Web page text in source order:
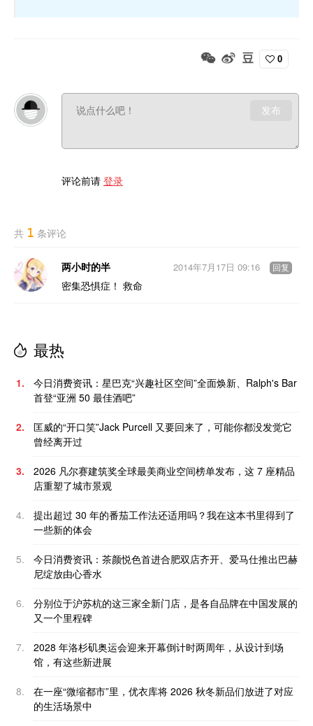
0
发布
评论前请 登录
共 1 条评论
两小时的半
密集恐惧症！ 救命
2014年7月17日 09:16 回复
最热
1.
今日消费资讯：星巴克“兴趣社区空间”全面焕新、Ralph's Bar
首登“亚洲 50 最佳酒吧”
2.
匡威的“开口笑”Jack Purcell 又要回来了，可能你都没发觉它
曾经离开过
3.
2026 凡尔赛建筑奖全球最美商业空间榜单发布，这 7 座精品
店重塑了城市景观
4.
提出超过 30 年的番茄工作法还适用吗？我在这本书里得到了
一些新的体会
5.
今日消费资讯：茶颜悦色首进合肥双店齐开、爱马仕推出巴赫
尼绽放由心香水
6.
分别位于沪苏杭的这三家全新门店，是各自品牌在中国发展的
又一个里程碑
7.
2028 年洛杉矶奥运会迎来开幕倒计时两周年，从设计到场
馆，有这些新进展
8.
在一座“微缩都市”里，优衣库将 2026 秋冬新品们放进了对应
的生活场景中